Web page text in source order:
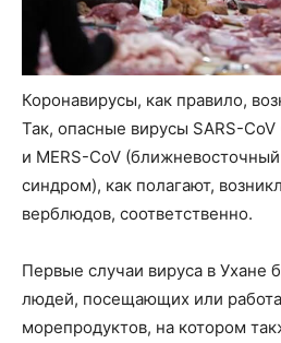
Коронавирусы, как правило,
Так, опасные вирусы SARS-
и MERS-CoV
синдром), как полагают,
верблюдов, соответственно.
Первые случаи вируса в Ухане
людей, посещающих или
морепродуктов, на котором